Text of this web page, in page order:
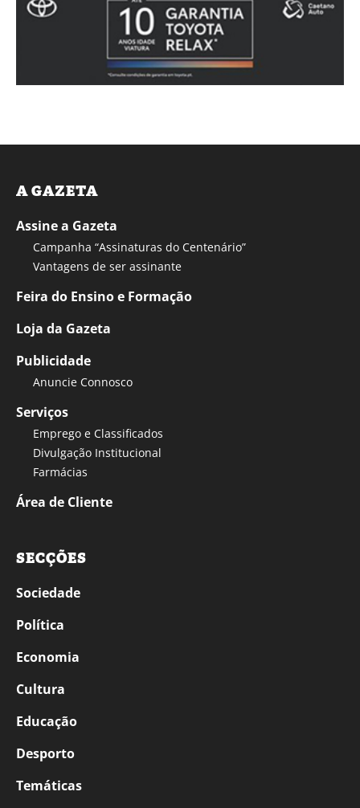
A GAZETA
Assine a Gazeta
Campanha “Assinaturas do Centenário”
Vantagens de ser assinante
Feira do Ensino e Formação
Loja da Gazeta
Publicidade
Anuncie Connosco
Serviços
Emprego e Classificados
Divulgação Institucional
Farmácias
Área de Cliente
SECÇÕES
Sociedade
Política
Economia
Cultura
Educação
Desporto
Temáticas